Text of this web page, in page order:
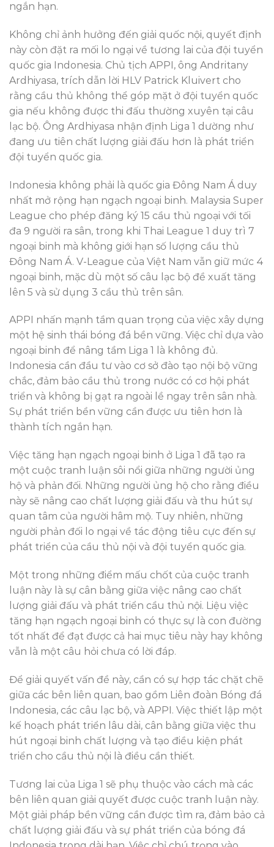
ngắn hạn.
Không chỉ ảnh hưởng đến giải quốc nội, quyết định
này còn đặt ra mối lo ngại về tương lai của đội tuyển
quốc gia Indonesia. Chủ tịch APPI, ông Andritany
Ardhiyasa, trích dẫn lời HLV Patrick Kluivert cho
rằng cầu thủ không thể góp mặt ở đội tuyển quốc
gia nếu không được thi đấu thường xuyên tại câu
lạc bộ. Ông Ardhiyasa nhận định Liga 1 dường như
đang ưu tiên chất lượng giải đấu hơn là phát triển
đội tuyển quốc gia.
Indonesia không phải là quốc gia Đông Nam Á duy
nhất mở rộng hạn ngạch ngoại binh. Malaysia Super
League cho phép đăng ký 15 cầu thủ ngoại với tối
đa 9 người ra sân, trong khi Thai League 1 duy trì 7
ngoại binh mà không giới hạn số lượng cầu thủ
Đông Nam Á. V-League của Việt Nam vẫn giữ mức 4
ngoại binh, mặc dù một số câu lạc bộ đề xuất tăng
lên 5 và sử dụng 3 cầu thủ trên sân.
APPI nhấn mạnh tầm quan trọng của việc xây dựng
một hệ sinh thái bóng đá bền vững. Việc chỉ dựa vào
ngoại binh để nâng tầm Liga 1 là không đủ.
Indonesia cần đầu tư vào cơ sở đào tạo nội bộ vững
chắc, đảm bảo cầu thủ trong nước có cơ hội phát
triển và không bị gạt ra ngoài lề ngay trên sân nhà.
Sự phát triển bền vững cần được ưu tiên hơn là
thành tích ngắn hạn.
Việc tăng hạn ngạch ngoại binh ở Liga 1 đã tạo ra
một cuộc tranh luận sôi nổi giữa những người ủng
hộ và phản đối. Những người ủng hộ cho rằng điều
này sẽ nâng cao chất lượng giải đấu và thu hút sự
quan tâm của người hâm mộ. Tuy nhiên, những
người phản đối lo ngại về tác động tiêu cực đến sự
phát triển của cầu thủ nội và đội tuyển quốc gia.
Một trong những điểm mấu chốt của cuộc tranh
luận này là sự cân bằng giữa việc nâng cao chất
lượng giải đấu và phát triển cầu thủ nội. Liệu việc
tăng hạn ngạch ngoại binh có thực sự là con đường
tốt nhất để đạt được cả hai mục tiêu này hay không
vẫn là một câu hỏi chưa có lời đáp.
Để giải quyết vấn đề này, cần có sự hợp tác chặt chẽ
giữa các bên liên quan, bao gồm Liên đoàn Bóng đá
Indonesia, các câu lạc bộ, và APPI. Việc thiết lập một
kế hoạch phát triển lâu dài, cân bằng giữa việc thu
hút ngoại binh chất lượng và tạo điều kiện phát
triển cho cầu thủ nội là điều cần thiết.
Tương lai của Liga 1 sẽ phụ thuộc vào cách mà các
bên liên quan giải quyết được cuộc tranh luận này.
Một giải pháp bền vững cần được tìm ra, đảm bảo cả
chất lượng giải đấu và sự phát triển của bóng đá